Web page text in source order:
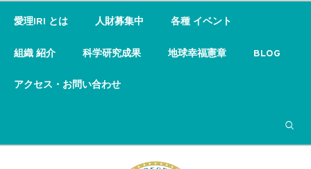
愛理IRI とは 人財募集中 各種 イベント
組織 紹介 科学研究成果 地球幸福憲章 BLOG
アクセス・お問い合わせ